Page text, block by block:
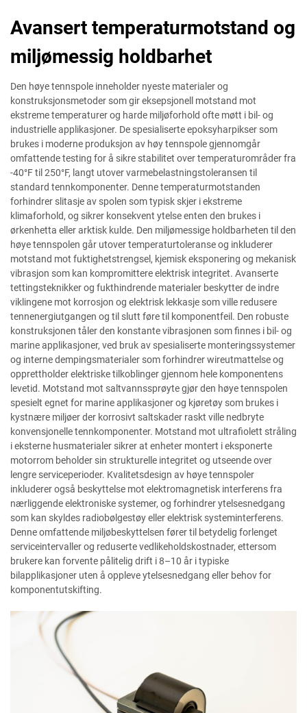
Avansert temperaturmotstand og
miljømessig holdbarhet
Den høye tennspole inneholder nyeste materialer og
konstruksjonsmetoder som gir eksepsjonell motstand mot
ekstreme temperaturer og harde miljøforhold ofte møtt i bil- og
industrielle applikasjoner. De spesialiserte epoksyharpikser som
brukes i moderne produksjon av høy tennspole gjennomgår
omfattende testing for å sikre stabilitet over temperaturområder fra
-40°F til 250°F, langt utover varmebelastningstoleransen til
standard tennkomponenter. Denne temperaturmotstanden
forhindrer slitasje av spolen som typisk skjer i ekstreme
klimaforhold, og sikrer konsekvent ytelse enten den brukes i
ørkenhetta eller arktisk kulde. Den miljømessige holdbarheten til den
høye tennspolen går utover temperaturtoleranse og inkluderer
motstand mot fuktighetstrengsel, kjemisk eksponering og mekanisk
vibrasjon som kan kompromittere elektrisk integritet. Avanserte
tettingsteknikker og fukthindrende materialer beskytter de indre
viklingene mot korrosjon og elektrisk lekkasje som ville redusere
tennenergiutgangen og til slutt føre til komponentfeil. Den robuste
konstruksjonen tåler den konstante vibrasjonen som finnes i bil- og
marine applikasjoner, ved bruk av spesialiserte monteringssystemer
og interne dempingsmaterialer som forhindrer wireutmattelse og
opprettholder elektriske tilkoblinger gjennom hele komponentens
levetid. Motstand mot saltvannssprøyte gjør den høye tennspolen
spesielt egnet for marine applikasjoner og kjøretøy som brukes i
kystnære miljøer der korrosivt saltskader raskt ville nedbryte
konvensjonelle tennkomponenter. Motstand mot ultrafiolett stråling
i eksterne husmaterialer sikrer at enheter montert i eksponerte
motorrom beholder sin strukturelle integritet og utseende over
lengre serviceperioder. Kvalitetsdesign av høye tennspoler
inkluderer også beskyttelse mot elektromagnetisk interferens fra
nærliggende elektroniske systemer, og forhindrer ytelsesnedgang
som kan skyldes radiobølgestøy eller elektrisk systeminterferens.
Denne omfattende miljøbeskyttelsen fører til betydelig forlenget
serviceintervaller og reduserte vedlikeholdskostnader, ettersom
brukere kan forvente pålitelig drift i 8–10 år i typiske
bilapplikasjoner uten å oppleve ytelsesnedgang eller behov for
komponentutskifting.